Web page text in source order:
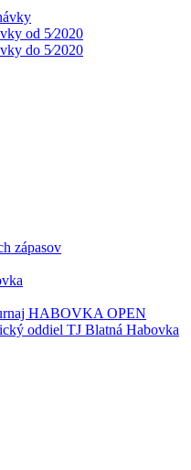
od 5⁄2020
do 5⁄2020
zápasov
HABOVKA OPEN
oddiel TJ Blatná Habovka